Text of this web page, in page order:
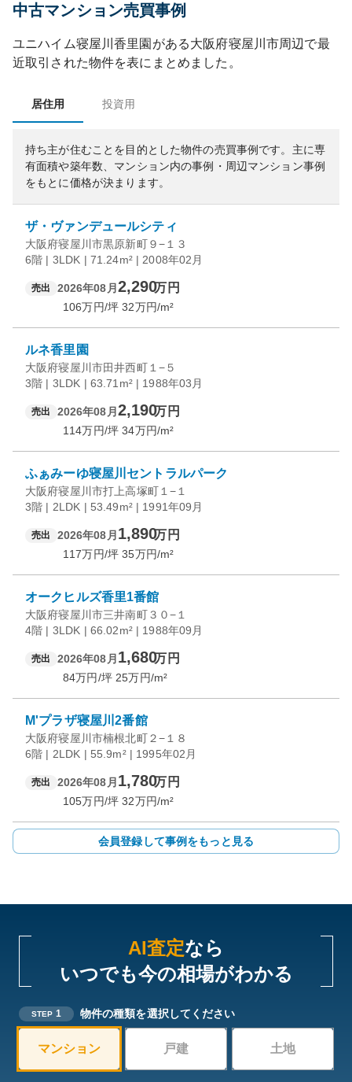
中古マンション売買事例
ユニハイム寝屋川香里園 がある大阪府寝屋川市周辺で最
近取引された物件を表にまとめました。
居住用 投資用
持ち主が住むことを目的とした物件の売買事例です。 主に専
有面積や築年数、マンション内の事例・周辺マンション事例
をもとに価格が決まります。
ザ・ヴァンデュールシティ
大阪府寝屋川市黒原新町９−１３
6階 | 3LDK | 71.24m² | 2008年02月
売出 2026年08月 2,290万円
106万円/坪 32万円/m²
ルネ香里園
大阪府寝屋川市田井西町１−５
3階 | 3LDK | 63.71m² | 1988年03月
売出 2026年08月 2,190万円
114万円/坪 34万円/m²
ふぁみーゆ寝屋川セントラルパーク
大阪府寝屋川市打上高塚町１−１
3階 | 2LDK | 53.49m² | 1991年09月
売出 2026年08月 1,890万円
117万円/坪 35万円/m²
オークヒルズ香里1番館
大阪府寝屋川市三井南町３０−１
4階 | 3LDK | 66.02m² | 1988年09月
売出 2026年08月 1,680万円
84万円/坪 25万円/m²
M'プラザ寝屋川2番館
大阪府寝屋川市楠根北町２−１８
6階 | 2LDK | 55.9m² | 1995年02月
売出 2026年08月 1,780万円
105万円/坪 32万円/m²
会員登録して事例をもっと見る
AI査定なら
いつでも今の相場がわかる
STEP 1 物件の種類を選択してください
マンション 戸建 土地